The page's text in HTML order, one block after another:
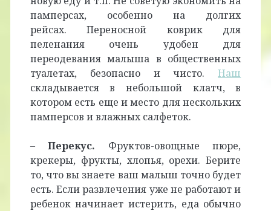
памперсах, особенно на долгих
рейсах. Переносной коврик для
пеленания очень удобен для
переодевания малыша в общественных
туалетах, безопасно и чисто.Наш
складывается в небольшой клатч, в
котором есть еще и место для нескольких
памперсов и влажных салфеток.
–Перекус. Фруктов-овощные пюре,
крекеры, фрукты, хлопья, орехи. Берите
то, что вы знаете ваш малыш точно будет
есть. Если развлечения уже не работают и
ребенок начинает истерить, еда обычно